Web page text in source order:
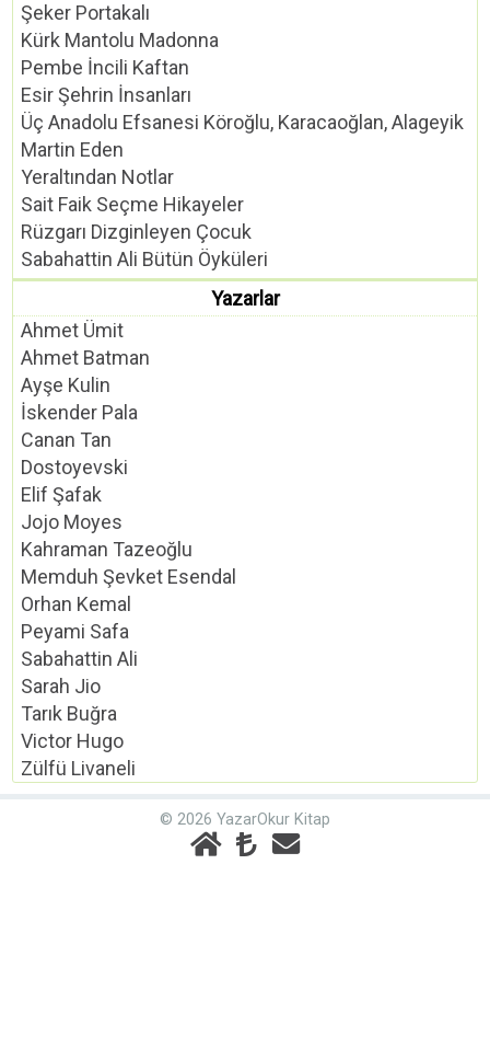
Şeker Portakalı
Kürk Mantolu Madonna
Pembe İncili Kaftan
Esir Şehrin İnsanları
Üç Anadolu Efsanesi Köroğlu, Karacaoğlan, Alageyik
Martin Eden
Yeraltından Notlar
Sait Faik Seçme Hikayeler
Rüzgarı Dizginleyen Çocuk
Sabahattin Ali Bütün Öyküleri
Yazarlar
Ahmet Ümit
Ahmet Batman
Ayşe Kulin
İskender Pala
Canan Tan
Dostoyevski
Elif Şafak
Jojo Moyes
Kahraman Tazeoğlu
Memduh Şevket Esendal
Orhan Kemal
Peyami Safa
Sabahattin Ali
Sarah Jio
Tarık Buğra
Victor Hugo
Zülfü Livaneli
© 2026 YazarOkur Kitap